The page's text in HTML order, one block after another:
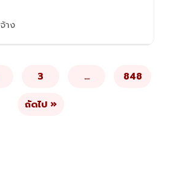
าง
3 … 848
ถัดไป »